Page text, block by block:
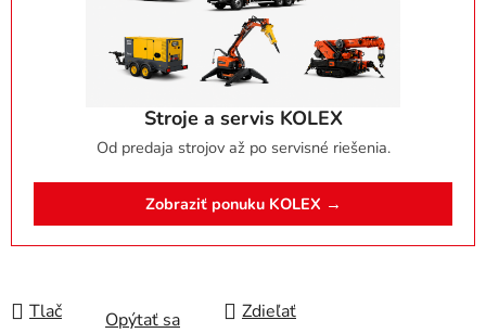
Stroje a servis KOLEX
Od predaja strojov až po servisné riešenia.
Zobraziť ponuku KOLEX →
Tlač Opýtať sa Zdieľať